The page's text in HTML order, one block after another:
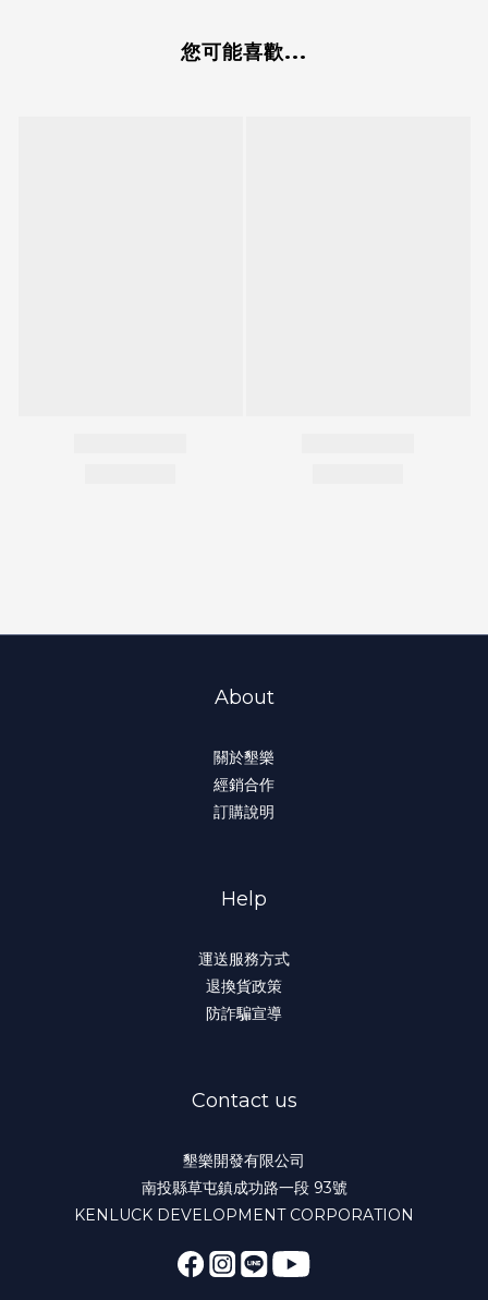
您可能喜歡...
About
關於墾樂
經銷合作
訂購說明
Help
運送服務方式
退換貨政策
防詐騙宣導
Contact us
墾樂開發有限公司
南投縣草屯鎮成功路一段 93號
KENLUCK DEVELOPMENT CORPORATION